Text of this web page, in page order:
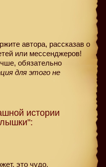
автора, рассказав о
или мессенджеров!
обязательно
для этого не
истории
это чудо.